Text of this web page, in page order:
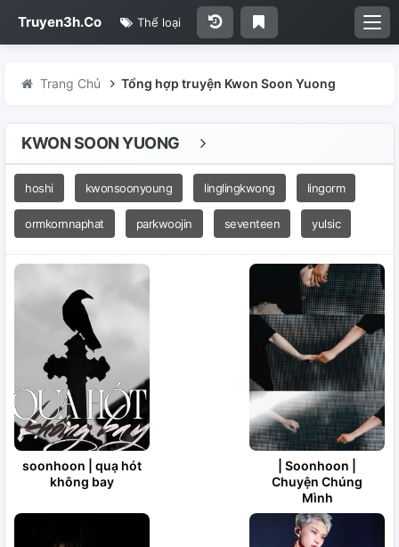
Truyen3h.Co Thể loại
Trang Chủ Tổng hợp truyện Kwon Soon Yuong
KWON SOON YUONG
hoshi kwonsoonyoung linglingkwong lingorm
ormkornnaphat parkwoojin seventeen yulsic
soonhoon | quạ hót
không bay
| Soonhoon |
Chuyện Chúng
Mình